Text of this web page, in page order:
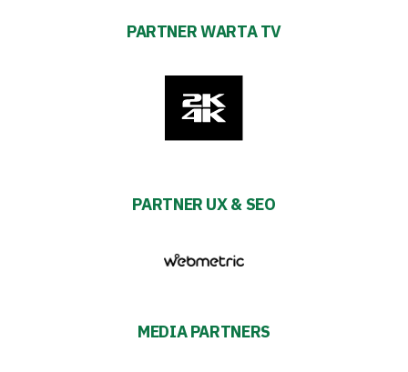
PARTNER WARTA TV
PARTNER UX & SEO
MEDIA PARTNERS